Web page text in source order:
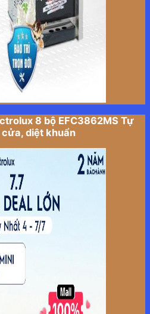
8 bộ EFC3862MS Tự
diệt khuẩn